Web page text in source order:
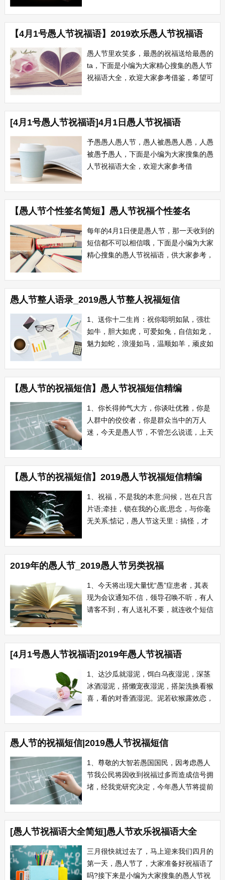
跤，身上滚落出一样东西，上面有你的名
字，不禁勾起对你的思念。天遥地远，只
想轻轻问你一声：借我的一毛钱啥时还
啊?愚人节快乐! 2 愚人节到，给你来
【4月1号愚人节祝福语】2019欢乐愚人节祝福语
愚人节里欢笑多，最愚的祝福送给最愚的
ta，下面是小编为大家精心搜集的愚人节
祝福语大全，欢迎大家参考借鉴，希望可
物界内高手显。猫科动物会跳舞，老鼠都
比大象棒。犬科动物赞歌唱，牛下麒麟猪
下象。骡马都能讲人话，甲鱼乌龟看短
信。愚人节快乐! 2 家养小花猫，...
[4月1号愚人节祝福语]4月1日愚人节祝福语
予愚愚人愚人节，愚人被愚愚人愚，人愚
被愚予愚人，下面是小编为大家搜集的愚
人节祝福语大全，欢迎大家参考借
遇见，一锨掘出闪亮宝，金光闪闪还能
跳。似如太岁不吭声，两眼鼓鼓气冲冲，
气囊收缩吓人煌，傻瓜别看是蟾蜍。愚人
节，开个玩笑开心过。 2 人们都说见
钱眼开，...
【愚人节个性签名简短】愚人节祝福个性签名
每年的4月1日便是愚人节，那一天收到的
短信都不可以相信哦，下面是小编为大家
精心搜集的愚人节祝福语，供大家参考，
弄你，我“愚”心不忍;若不捉弄你，
我“愚”情未了。告别自“愚”自乐，我决
定...
愚人节整人语录_2019愚人节整人祝福短信
1、送你十二生肖：祝你聪明如鼠，强壮
如牛，胆大如虎，可爱如兔，自信如龙，
魅力如蛇，浪漫如马，温顺如羊，顽皮如
人节快乐! 2、认识你至今，你在我心
中的地位，你应该很清楚，除了你之外，
其他人在我眼中根本是一堆屎，可是你不
一样，因为你是……两堆。愚人节快
乐! 3...
【愚人节的祝福短信】愚人节祝福短信精编
1、你长得帅气大方，你谈吐优雅，你是
人群中的佼佼者，你是群众当中的万人
迷，今天是愚人节，不管怎么说谎，上天
乐。 2、今天愚人节，你可要当心;朋
友有坏心，整你当开心;有人发好心，别
当做真心;时时要留心，刻刻要小心;送你
一份关心，愿你今天安心。祝愚人节快乐
顺心!...
【愚人节的祝福短信】2019愚人节祝福短信精编
1、祝福，不是我的本意;问候，岂在只言
片语;牵挂，锁在我的心底;思念，与你毫
无关系;惦记，愚人节这天里：搞怪，才
你：我想起了你，希望你也回个短信表示
没把我忘记。 2、搞怪要彻底，哈喇
流得哗哗滴;整蛊要给力，表情搞得怪怪
滴;装乖走绝技，可爱定要萌萌滴;整人搞
专...
2019年的愚人节_2019愚人节另类祝福
1、今天将出现大量忧“愚”症患者，其表
现为会议通知不信，领导召唤不听，有人
请客不到，有人送礼不要，就连收个短信
2、现在大家常用的短信、微信等等可是
最常用的愚人手段哦!愚人短信快速识别
法：接收者年年有“愚”，回复者...
[4月1号愚人节祝福语]2019年愚人节祝福语
1、达沙瓜就湿泥，饵白乌夜湿泥，深茎
冰酒湿泥，搭懒宠夜湿泥，搭架洗换看猴
喜，看的对香酒湿泥。泥若砍猴露效恋，
意? 2、4月1日愚人节，请你做一天
愚人：烦恼忧愁全忘记，快乐欢喜留心
里;成败得失由它去，幸福美满则足矣;聪
明反被聪明扰，糊涂未偿不可以;偶尔一
点小傻气，...
愚人节的祝福短信|2019愚人节祝福短信
1、尊敬的大智若愚国国民，因考虑愚人
节我公民将因收到祝福过多而造成信号拥
堵，经我党研究决定，今年愚人节将提前
宣。 2、提前传授愚人技巧：愚人之
不敢愚是大智若愚;乐人之不敢乐是人生
最乐。居夫人之所则愚哥们;处老婆之远
则愚小三。参照行之，预祝愚人快乐，被
愚开心。...
[愚人节祝福语大全简短]愚人节欢乐祝福语大全
三月很快就过去了，马上迎来我们四月的
第一天，愚人节了，大家准备好祝福语了
吗?接下来是小编为大家搜集的愚人节祝